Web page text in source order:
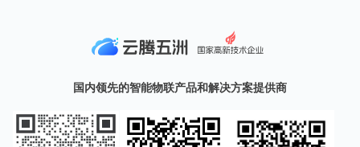
国内领先的智能物联产品和解决方案提供商